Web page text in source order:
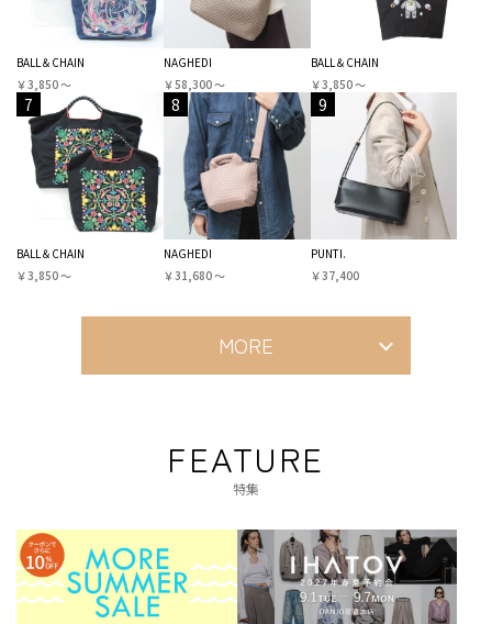
BALL＆CHAIN
￥3,850 〜
NAGHEDI
￥58,300 〜
BALL＆CHAIN
￥3,850 〜
7
BALL＆CHAIN
￥3,850 〜
8
NAGHEDI
￥31,680 〜
9
PUNTI.
￥37,400
MORE
FEATURE
特集